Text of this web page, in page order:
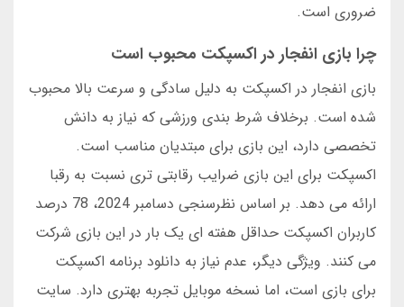
ضروری است.
چرا بازی انفجار در اکسپکت محبوب است
بازی انفجار در اکسپکت به دلیل سادگی و سرعت بالا محبوب
شده است. برخلاف شرط بندی ورزشی که نیاز به دانش
تخصصی دارد، این بازی برای مبتدیان مناسب است.
اکسپکت برای این بازی ضرایب رقابتی تری نسبت به رقبا
ارائه می دهد. بر اساس نظرسنجی دسامبر 2024، 78 درصد
کاربران اکسپکت حداقل هفته ای یک بار در این بازی شرکت
می کنند. ویژگی دیگر، عدم نیاز به دانلود برنامه اکسپکت
برای بازی است، اما نسخه موبایل تجربه بهتری دارد. سایت